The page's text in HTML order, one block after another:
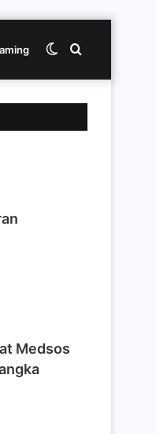
Cari
Switch
Medsos